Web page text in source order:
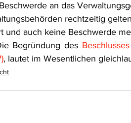
an das
rechtzeitig
und auch keine Beschwerde
Begründung des
, lautet im Wesentlichen